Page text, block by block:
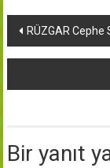
Yazı
dolaşımı
RÜZGAR Cephe
Bir yanıt